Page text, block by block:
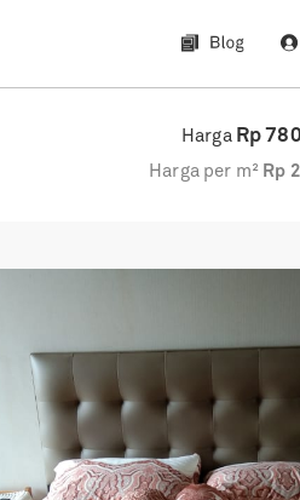
Harga Rp
Harga per m² Rp